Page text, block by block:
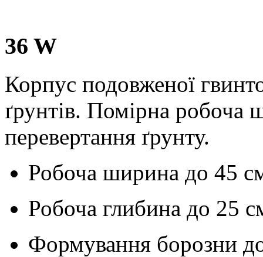
36 W
Корпус подовженої
ґрунтів. Помірна робоча
перевертання ґрунту.
Робоча ширина до 45
Робоча глибина до 25
Формування борозни